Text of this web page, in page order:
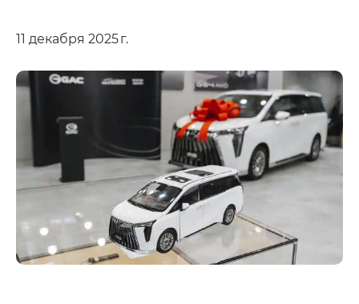
11 декабря 2025 г.